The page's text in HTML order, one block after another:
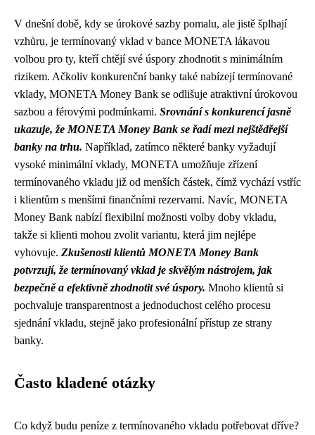
V dnešní době, kdy se úrokové sazby pomalu, ale jistě šplhají
vzhůru, je termínovaný vklad v bance MONETA lákavou
volbou pro ty, kteří chtějí své úspory zhodnotit s minimálním
rizikem. Ačkoliv konkurenční banky také nabízejí termínované
vklady, MONETA Money Bank se odlišuje atraktivní úrokovou
sazbou a férovými podmínkami. Srovnání s konkurencí jasně
ukazuje, že MONETA Money Bank se řadí mezi nejštědřejší
banky na trhu. Například, zatímco některé banky vyžadují
vysoké minimální vklady, MONETA umožňuje zřízení
termínovaného vkladu již od menších částek, čímž vychází vstříc
i klientům s menšími finančními rezervami. Navíc, MONETA
Money Bank nabízí flexibilní možnosti volby doby vkladu,
takže si klienti mohou zvolit variantu, která jim nejlépe
vyhovuje. Zkušenosti klientů MONETA Money Bank
potvrzují, že termínovaný vklad je skvělým nástrojem, jak
bezpečně a efektivně zhodnotit své úspory. Mnoho klientů si
pochvaluje transparentnost a jednoduchost celého procesu
sjednání vkladu, stejně jako profesionální přístup ze strany
banky.
Často kladené otázky
Co když budu peníze z termínovaného vkladu potřebovat dříve?